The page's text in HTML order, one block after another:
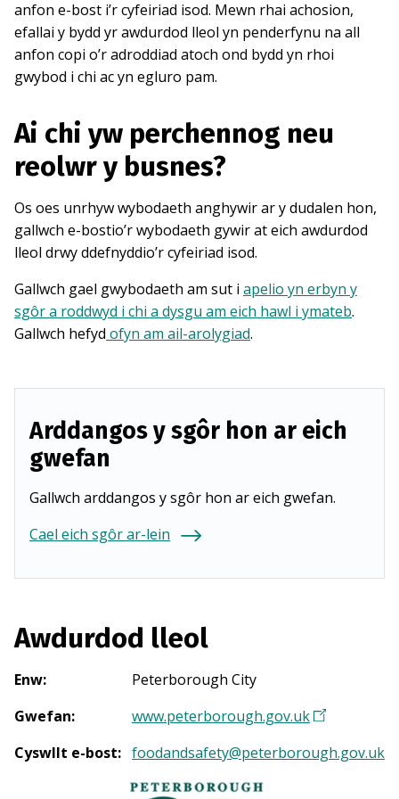
anfon e-bost i’r cyfeiriad isod. Mewn rhai achosion,
efallai y bydd yr awdurdod lleol yn penderfynu na all
anfon copi o’r adroddiad atoch ond bydd yn rhoi
gwybod i chi ac yn egluro pam.
Ai chi yw perchennog neu
reolwr y busnes?
Os oes unrhyw wybodaeth anghywir ar y dudalen hon,
gallwch e-bostio’r wybodaeth gywir at eich awdurdod
lleol drwy ddefnyddio’r cyfeiriad isod.
Gallwch gael gwybodaeth am sut i apelio yn erbyn y
sgôr a roddwyd i chi a dysgu am eich hawl i ymateb.
Gallwch hefyd ofyn am ail-arolygiad.
Arddangos y sgôr hon ar eich
gwefan
Gallwch arddangos y sgôr hon ar eich gwefan.
Cael eich sgôr ar-lein
Awdurdod lleol
Enw:
Peterborough City
Gwefan: www.peterborough.gov.uk(
n
Cyswllt e-bost: foodandsafety@peterborough.gov.uk